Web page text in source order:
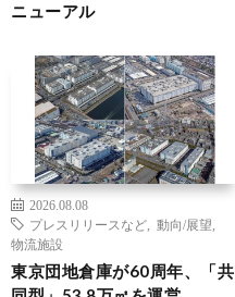
ニューアル
2026.08.08
プレスリリースなど
動向/展望
物流施設
東京団地倉庫が60周年、「共